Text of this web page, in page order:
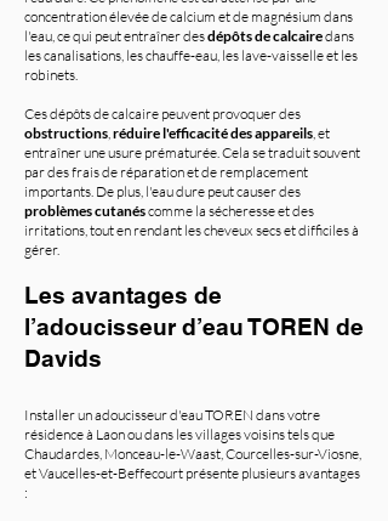
concentration élevée de calcium et de magnésium dans
l'eau, ce qui peut entraîner desdépôts de calcairedans
les canalisations, les chauffe-eau, les lave-vaisselle et les
robinets.
Ces dépôts de calcaire peuvent provoquer des
obstructions,réduire l'efficacité des appareils, et
entraîner une usure prématurée. Cela se traduit souvent
par des frais de réparation et de remplacement
importants. De plus, l'eau dure peut causer des
problèmes cutanéscomme la sécheresse et des
irritations, tout en rendant les cheveux secs et difficiles à
gérer.
Les avantages de
l’adoucisseur d’eau TOREN de
Davids
Installer un adoucisseur d'eau TOREN dans votre
résidence à Laon ou dans les villages voisins tels que
Chaudardes, Monceau-le-Waast, Courcelles-sur-Viosne,
et Vaucelles-et-Beffecourt présente plusieurs avantages
: